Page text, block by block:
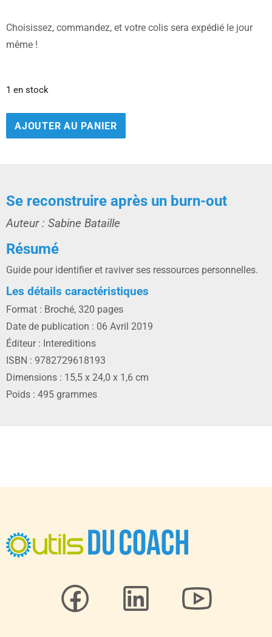
Choisissez, commandez, et votre colis sera expédié le jour
même !
1 en stock
AJOUTER AU PANIER
Se reconstruire après un burn-out
Auteur : Sabine Bataille
Résumé
Guide pour identifier et raviver ses ressources personnelles.
Les détails caractéristiques
Format : Broché, 320 pages
Date de publication : 06 Avril 2019
Éditeur : Intereditions
ISBN : 9782729618193
Dimensions : 15,5 x 24,0 x 1,6 cm
Poids : 495 grammes